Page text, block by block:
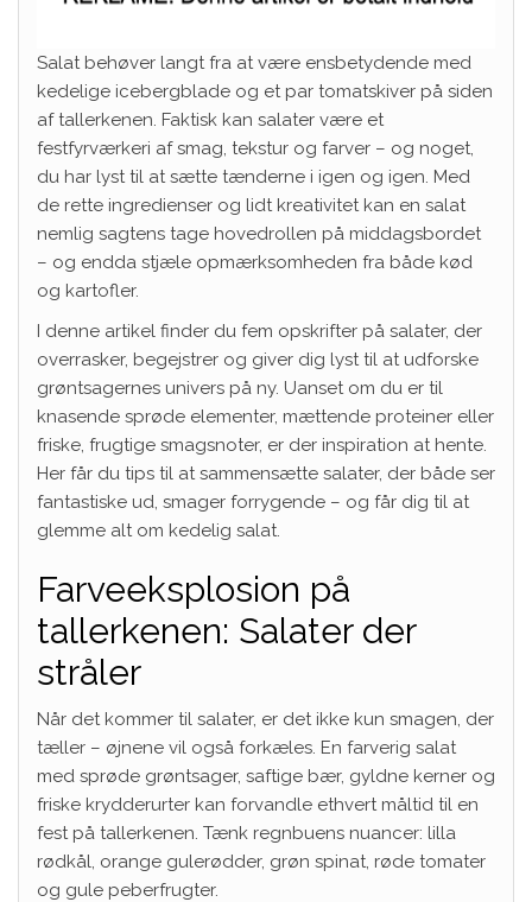
Salat behøver langt fra at være ensbetydende med
kedelige icebergblade og et par tomatskiver på siden
af tallerkenen. Faktisk kan salater være et
festfyrværkeri af smag, tekstur og farver – og noget,
du har lyst til at sætte tænderne i igen og igen. Med
de rette ingredienser og lidt kreativitet kan en salat
nemlig sagtens tage hovedrollen på middagsbordet
– og endda stjæle opmærksomheden fra både kød
og kartofler.
I denne artikel finder du fem opskrifter på salater, der
overrasker, begejstrer og giver dig lyst til at udforske
grøntsagernes univers på ny. Uanset om du er til
knasende sprøde elementer, mættende proteiner eller
friske, frugtige smagsnoter, er der inspiration at hente.
Her får du tips til at sammensætte salater, der både ser
fantastiske ud, smager forrygende – og får dig til at
glemme alt om kedelig salat.
Farveeksplosion på
tallerkenen: Salater der
stråler
Når det kommer til salater, er det ikke kun smagen, der
tæller – øjnene vil også forkæles. En farverig salat
med sprøde grøntsager, saftige bær, gyldne kerner og
friske krydderurter kan forvandle ethvert måltid til en
fest på tallerkenen. Tænk regnbuens nuancer: lilla
rødkål, orange gulerødder, grøn spinat, røde tomater
og gule peberfrugter.